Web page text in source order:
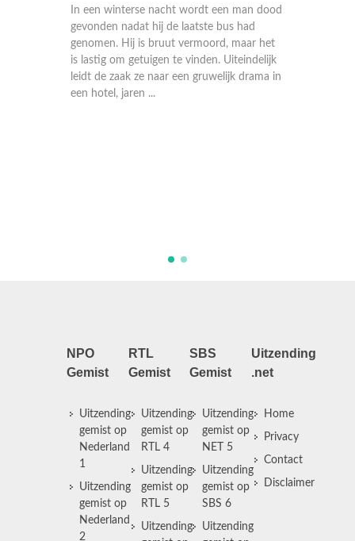
In een winterse nacht wordt een man dood
gevonden nadat hij de laatste bus had
genomen. Hij is bruut vermoord, maar het
is lastig om getuigen te vinden. Uiteindelijk
leidt de zaak ze naar een gruwelijk drama in
een hotel, jaren ...
NPO
Gemist
Uitzending
gemist op
Nederland
1
Uitzending
gemist op
Nederland
2
RTL
Gemist
Uitzending
gemist op
RTL 4
Uitzending
gemist op
RTL 5
Uitzending
SBS
Gemist
Uitzending
gemist op
NET 5
Uitzending
gemist op
SBS 6
Uitzending
Uitzending
.net
Home
Privacy
Contact
Disclaimer